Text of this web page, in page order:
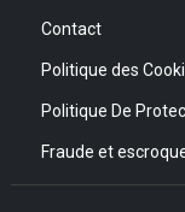
Contact
Politique des
Politique De
Fraude et